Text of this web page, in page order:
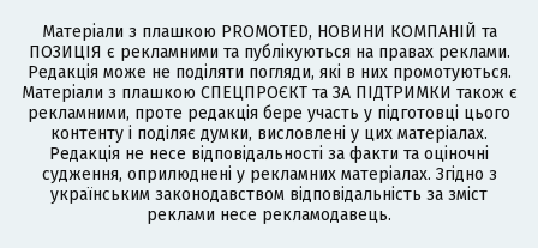
Матеріали з плашкою PROMOTED, НОВИНИ КОМПАНІЙ та
ПОЗИЦІЯ є рекламними та публікуються на правах реклами.
Редакція може не поділяти погляди, які в них промотуються.
Матеріали з плашкою СПЕЦПРОЄКТ та ЗА ПІДТРИМКИ також є
рекламними, проте редакція бере участь у підготовці цього
контенту і поділяє думки, висловлені у цих матеріалах.
Редакція не несе відповідальності за факти та оціночні
судження, оприлюднені у рекламних матеріалах. Згідно з
українським законодавством відповідальність за зміст
реклами несе рекламодавець.